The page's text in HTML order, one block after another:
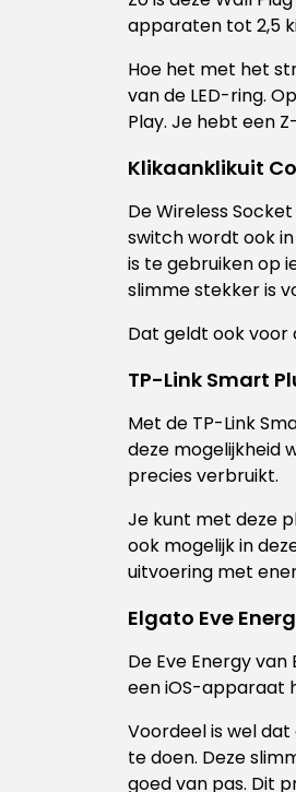
apparaten tot 2,5
Hoe het met het
van de LED-ring.
Play. Je hebt een
Klikaanklikuit
De Wireless
switch wordt ook
is te gebruiken op
slimme stekker is
Dat geldt ook voor
TP-Link Smart
Met de TP-Link
deze mogelijkheid
precies verbruikt.
Je kunt met deze
ook mogelijk in
uitvoering met
Elgato Eve
De Eve Energy
een iOS-apparaat
Voordeel is wel dat
te doen. Deze
goed van pas. Dit